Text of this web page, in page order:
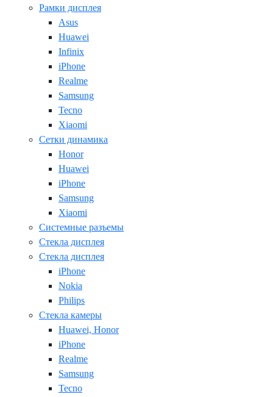
Рамки дисплея
Asus
Huawei
Infinix
iPhone
Realme
Samsung
Tecno
Xiaomi
Сетки динамика
Honor
Huawei
iPhone
Samsung
Xiaomi
Системные разъемы
Стекла дисплея
Стекла дисплея
iPhone
Nokia
Philips
Стекла камеры
Huawei, Honor
iPhone
Realme
Samsung
Tecno